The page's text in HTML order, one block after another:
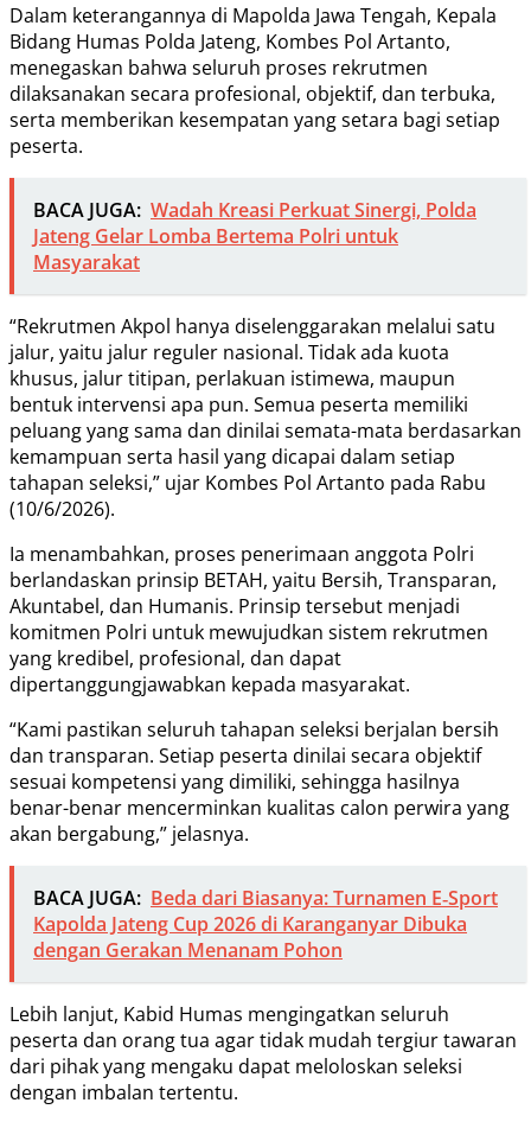
Dalam keterangannya di Mapolda Jawa Tengah, Kepala
Bidang Humas Polda Jateng, Kombes Pol Artanto,
menegaskan bahwa seluruh proses rekrutmen
dilaksanakan secara profesional, objektif, dan terbuka,
serta memberikan kesempatan yang setara bagi setiap
peserta.
BACA JUGA: Wadah Kreasi Perkuat Sinergi, Polda
Jateng Gelar Lomba Bertema Polri untuk
Masyarakat
“Rekrutmen Akpol hanya diselenggarakan melalui satu
jalur, yaitu jalur reguler nasional. Tidak ada kuota
khusus, jalur titipan, perlakuan istimewa, maupun
bentuk intervensi apa pun. Semua peserta memiliki
peluang yang sama dan dinilai semata-mata berdasarkan
kemampuan serta hasil yang dicapai dalam setiap
tahapan seleksi,” ujar Kombes Pol Artanto pada Rabu
(10/6/2026).
Ia menambahkan, proses penerimaan anggota Polri
berlandaskan prinsip BETAH, yaitu Bersih, Transparan,
Akuntabel, dan Humanis. Prinsip tersebut menjadi
komitmen Polri untuk mewujudkan sistem rekrutmen
yang kredibel, profesional, dan dapat
dipertanggungjawabkan kepada masyarakat.
“Kami pastikan seluruh tahapan seleksi berjalan bersih
dan transparan. Setiap peserta dinilai secara objektif
sesuai kompetensi yang dimiliki, sehingga hasilnya
benar-benar mencerminkan kualitas calon perwira yang
akan bergabung,” jelasnya.
BACA JUGA: Beda dari Biasanya: Turnamen E‑Sport
Kapolda Jateng Cup 2026 di Karanganyar Dibuka
dengan Gerakan Menanam Pohon
Lebih lanjut, Kabid Humas mengingatkan seluruh
peserta dan orang tua agar tidak mudah tergiur tawaran
dari pihak yang mengaku dapat meloloskan seleksi
dengan imbalan tertentu.